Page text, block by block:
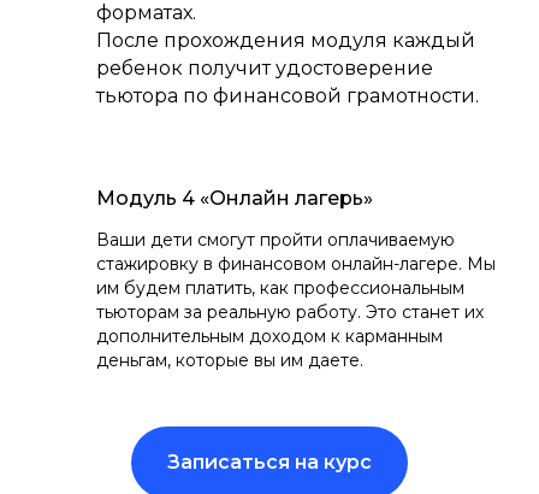
форматах.
После прохождения модуля каждый
ребенок получит удостоверение
тьютора по финансовой грамотности.
Модуль 4 «Онлайн лагерь»
Ваши дети смогут пройти оплачиваемую
стажировку в финансовом онлайн-лагере. Мы
им будем платить, как профессиональным
тьюторам за реальную работу. Это станет их
дополнительным доходом к карманным
деньгам, которые вы им даете.
Записаться на курс